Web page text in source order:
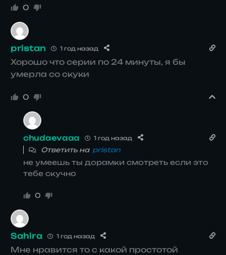
0
pristan 1 год назад
Хорошо что серии по 24 минуты, я бы
умерла со скуки
0
chudaevaaa 1 год назад
Ответить на pristan
не умеешь ты дорамки смотреть если это
тебе скучно
0
Sahira 1 год назад
Мне нравится то с какой простотой